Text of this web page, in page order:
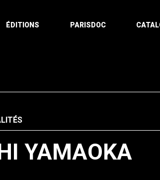
ÉDITIONS PARISDOC
YAMAOKA